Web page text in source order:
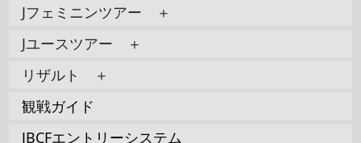
Jフェミニンツアー ＋
Jユースツアー ＋
リザルト ＋
観戦ガイド
JBCFエントリーシステム